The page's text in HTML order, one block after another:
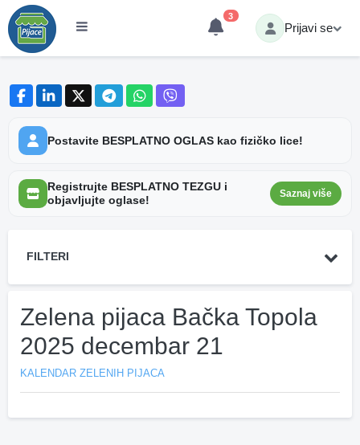
3
Prijavi se
Postavite BESPLATNO OGLAS kao fizičko lice!
Registrujte BESPLATNO TEZGU i
objavljujte oglase!
Saznaj više
FILTERI
Zelena pijaca Bačka Topola
2025 decembar 21
KALENDAR ZELENIH PIJACA